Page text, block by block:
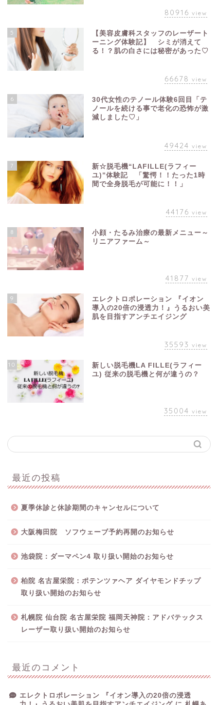
80916 view
5
【美容皮膚科スタッフのレーザート
ーニング体験記】 シミが消えて
る！？肌の白さには秘密があった♡
66678 view
6
30代女性のテノール体験6回目「テ
ノールを続ける事で老化の恐怖が激
減しました♡」
49424 view
7
新☆脱毛機“LAFILLE(ラフィー
ユ)”体験記 「驚愕！！たった1時
間で全身脱毛が可能に！！」
44176 view
8
小顔・たるみ治療の最新メニュー～
リニアファーム～
41877 view
9
エレクトロポレーション 『イオン
導入の20倍の浸透力！』うるおい美
肌を目指すアンチエイジング
35593 view
10
新しい脱毛機LA FILLE(ラフィー
ユ) 従来の脱毛機と何が違うの？
35004 view
最近の投稿
夏季休診と休診期間のキャンセルについて
大阪梅田院 ソフウェーブ予約再開のお知らせ
池袋院：ダーマペン4 取り扱い開始のお知らせ
柏院 名古屋栄院：ポテンツァヘア ダイヤモンドチップ
取り扱い開始のお知らせ
札幌院 仙台院 名古屋栄院 福岡天神院：アドバテックス
レーザー取り扱い開始のお知らせ
最近のコメント
エレクトロポレーション 『イオン導入の20倍の浸透